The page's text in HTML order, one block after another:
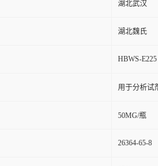
湖北武汉
湖北魏氏
HBWS-E225
用于分析试
50MG/瓶
26364-65-8